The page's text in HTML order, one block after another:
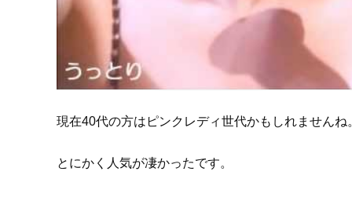
現在40代の方はピンクレディ世代かもしれませんね
とにかく人気が凄かったです。